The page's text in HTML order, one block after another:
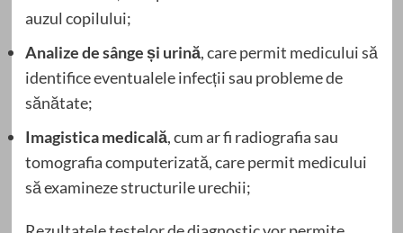
auzul copilului;
Analize de sânge și urină, care permit medicului să
identifice eventualele infecții sau probleme de
sănătate;
Imagistica medicală, cum ar fi radiografia sau
tomografia computerizată, care permit medicului
să examineze structurile urechii;